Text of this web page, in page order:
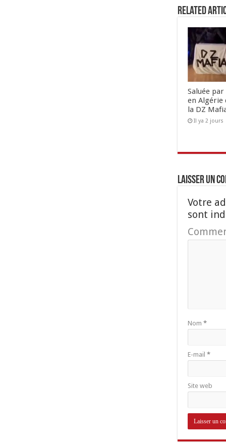
Related
Saluée
en Algérie
la DZ
Il ya 2 jours
Laisser un
Votre
sont
Nom *
E-mail *
Site web